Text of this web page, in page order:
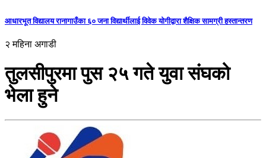
आधारभूत विद्यालय रानागाउँका ६० जना विद्यार्थीलाई विवेक योगीद्वारा शैक्षिक सामग्री हस्तान्तरण
२ महिना अगाडी
तुलसीपुरमा पुस २५ गते युवा संघको
भेला हुने